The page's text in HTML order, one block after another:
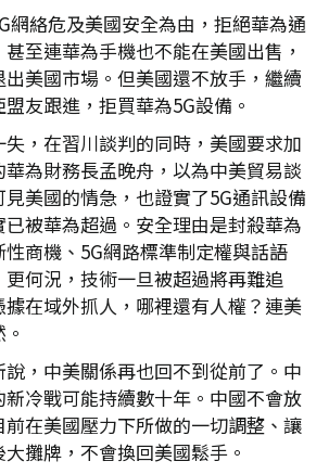
網絡危及美國安全為由，拒絕華為通
至連華為手機也不能在美國出售，
美國市場。但美國還不放手，繼續
友跟進，拒買華為5G設備。
，在習川談判的同時，美國要求加
為財務長孟晚舟，以為中美貿易談
美國的情急，也證實了5G通訊設備
被華為超過。安全理由是封殺華為
商機、5G網路標準制定權與話語
何況，技術一旦被超過將再難追
在域外抓人，哪裡還有人權？連美
，中美關係再也回不到從前了。中
冷戰可能持續數十年。中國不會放
在美國壓力下所做的一切調整、讓
攤牌，不會換回美國鬆手。